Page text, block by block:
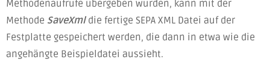
Methodenaufrufe übergeben wurden, kann mit der
Methode SaveXmldie fertige SEPA XML Datei auf der
Festplatte gespeichert werden, die dann in etwa wie die
angehängte Beispieldatei aussieht.